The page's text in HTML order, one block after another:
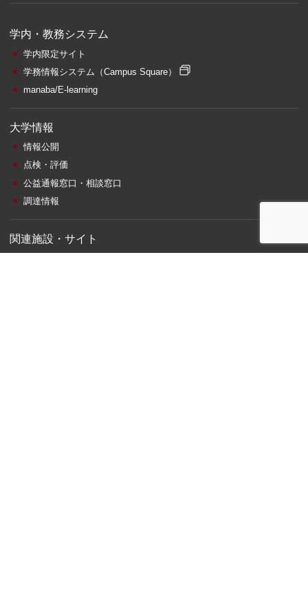
学内・教務システム
学内限定サイト
学務情報システム （Campus Square）
manaba/E-learning
大学情報
情報公開
点検・評価
公益通報窓口・相談窓口
調達情報
関連施設・サイト